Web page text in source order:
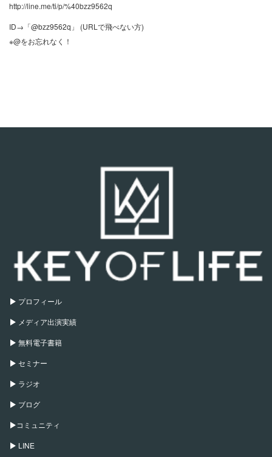
http://line.me/ti/p/%40bzz9562q
ID→「@bzz9562q」 (URLで飛べない方)
※@をお忘れなく！
プロフィール
メディア出演実績
無料電子書籍
セミナー
ラジオ
ブログ
コミュニティ
LINE